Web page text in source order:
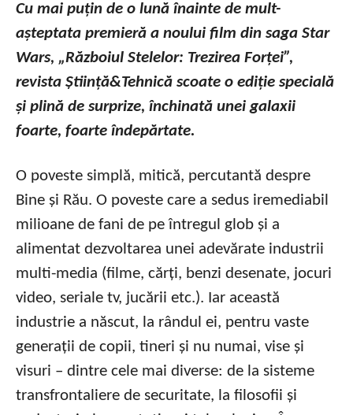
Cu mai puțin de o lună înainte de mult-
așteptata premieră a noului film din saga Star
Wars, „Războiul Stelelor: Trezirea Forței”,
revista Știință&Tehnică scoate o ediție specială
și plină de surprize, închinată unei galaxii
foarte, foarte îndepărtate.
O poveste simplă, mitică, percutantă despre
Bine și Rău. O poveste care a sedus iremediabil
milioane de fani de pe întregul glob și a
alimentat dezvoltarea unei adevărate industrii
multi-media (filme, cărți, benzi desenate, jocuri
video, seriale tv, jucării etc.). Iar această
industrie a născut, la rândul ei, pentru vaste
generații de copii, tineri și nu numai, vise și
visuri – dintre cele mai diverse: de la sisteme
transfrontaliere de securitate, la filosofii și